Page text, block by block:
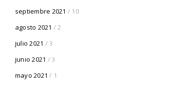
septiembre 2021 / 10
agosto 2021 / 2
julio 2021 / 3
junio 2021 / 3
mayo 2021 / 1